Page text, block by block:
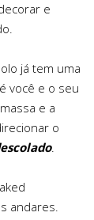
e
já tem uma
você e o seu
e a
o
.
andares.